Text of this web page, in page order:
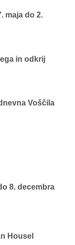
maja do 2.
in odkrij
Voščila
8. decembra
Housel